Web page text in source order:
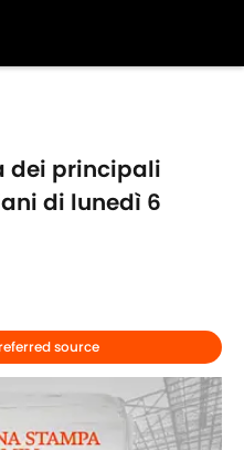
dei principali
di lunedì 6
source